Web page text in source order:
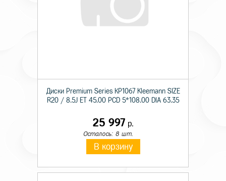
Диски Premium Series КР1067 Kleemann SIZE
R20 / 8.5J ET 45.00 PCD 5*108.00 DIA 63.35
25 997 р.
Осталось: 8 шт.
В корзину